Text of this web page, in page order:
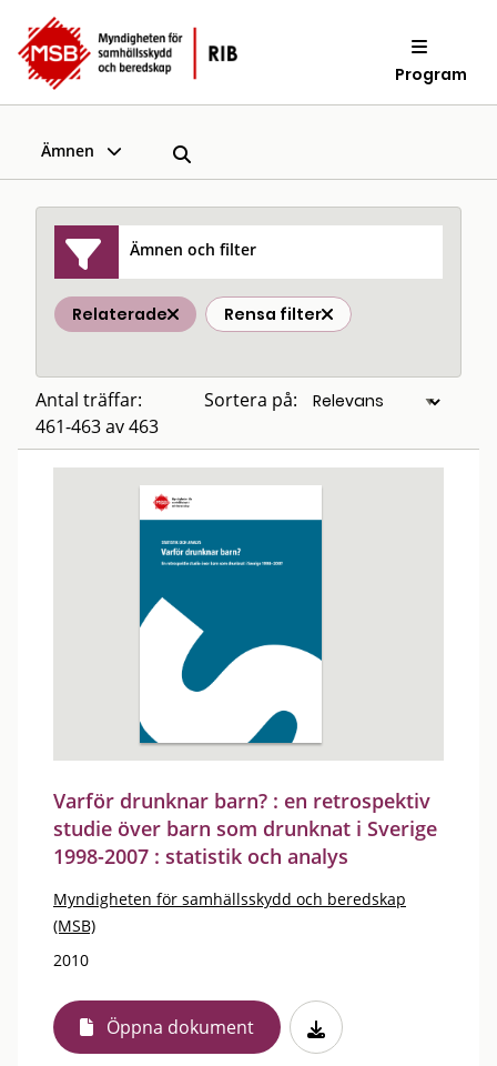
Program
Ämnen
Ämnen och filter
Relaterade Rensa filter
Antal träffar:
461-463 av 463
Sortera på:
Varför drunknar barn? : en retrospektiv
studie över barn som drunknat i Sverige
1998-2007 : statistik och analys
Myndigheten för samhällsskydd och beredskap
(MSB)
2010
Öppna dokument